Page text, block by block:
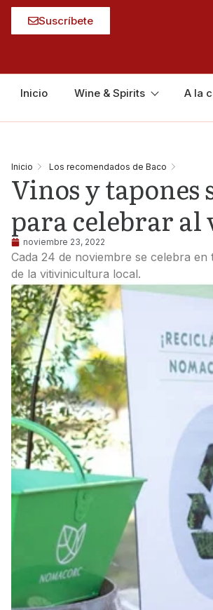
Suscríbete
Inicio Wine & Spirits A la
Inicio Los recomendados de Baco
Vinos y tapones
para celebrar al
noviembre 23, 2022
Cada 24 de noviembre se celebra
de la vitivinicultura local.